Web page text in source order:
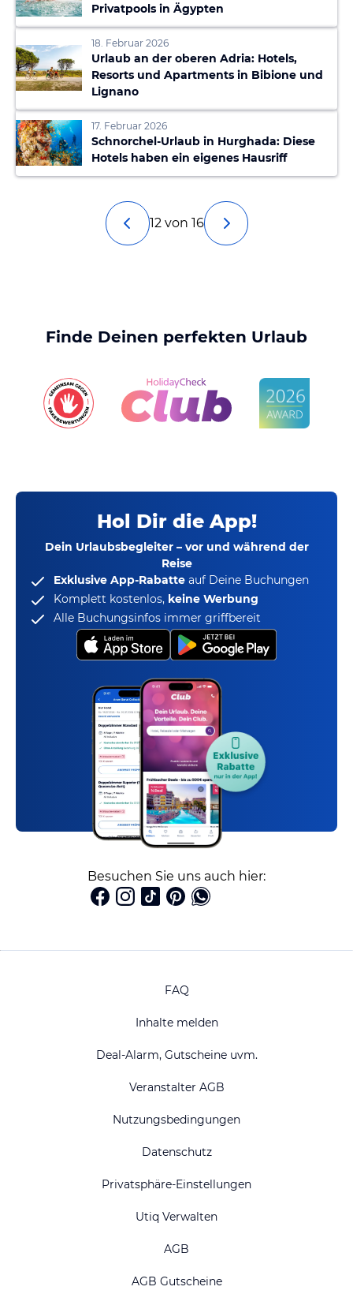
Privatpools in Ägypten
18. Februar 2026
Urlaub an der oberen Adria: Hotels,
Resorts und Apartments in Bibione und
Lignano
17. Februar 2026
Schnorchel-Urlaub in Hurghada: Diese
Hotels haben ein eigenes Hausriff
12 von 16
Finde Deinen perfekten Urlaub
Hol Dir die App!
Dein Urlaubsbegleiter – vor und während der
Reise
Exklusive App-Rabatte auf Deine Buchungen
Komplett kostenlos, keine Werbung
Alle Buchungsinfos immer griffbereit
Besuchen Sie uns auch hier:
FAQ
Inhalte melden
Deal-Alarm, Gutscheine uvm.
Veranstalter AGB
Nutzungsbedingungen
Datenschutz
Privatsphäre-Einstellungen
Utiq Verwalten
AGB
AGB Gutscheine